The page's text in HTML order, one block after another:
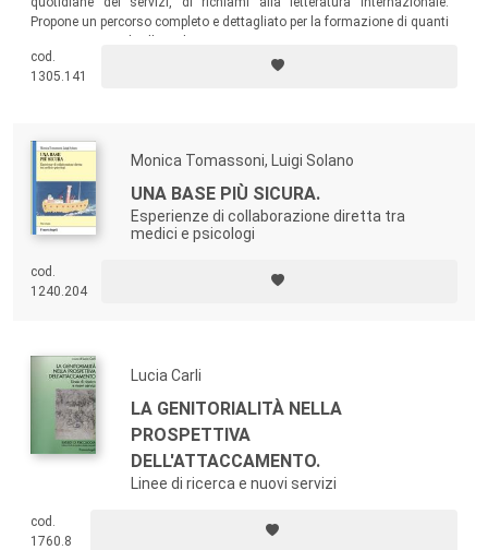
Propone un percorso completo e dettagliato per la formazione di quanti
cod.
1305.141
Monica Tomassoni, Luigi Solano
UNA BASE PIÙ SICURA.
Esperienze di collaborazione diretta tra
medici e psicologi
cod.
1240.204
Lucia Carli
LA GENITORIALITÀ NELLA
PROSPETTIVA
DELL'ATTACCAMENTO.
Linee di ricerca e nuovi servizi
cod.
1760.8